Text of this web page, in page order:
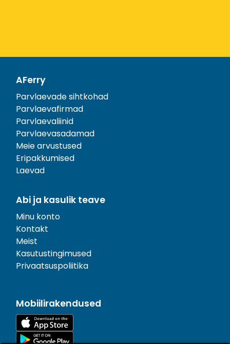
AFerry
Parvlaevade sihtkohad
Parvlaevafirmad
Parvlaevaliinid
Parvlaevasadamad
Meie arvustused
Eripakkumised
Laevad
Abi ja kasulik teave
Minu konto
Kontakt
Meist
Kasutustingimused
Privaatsuspoliitika
Mobiilirakendused